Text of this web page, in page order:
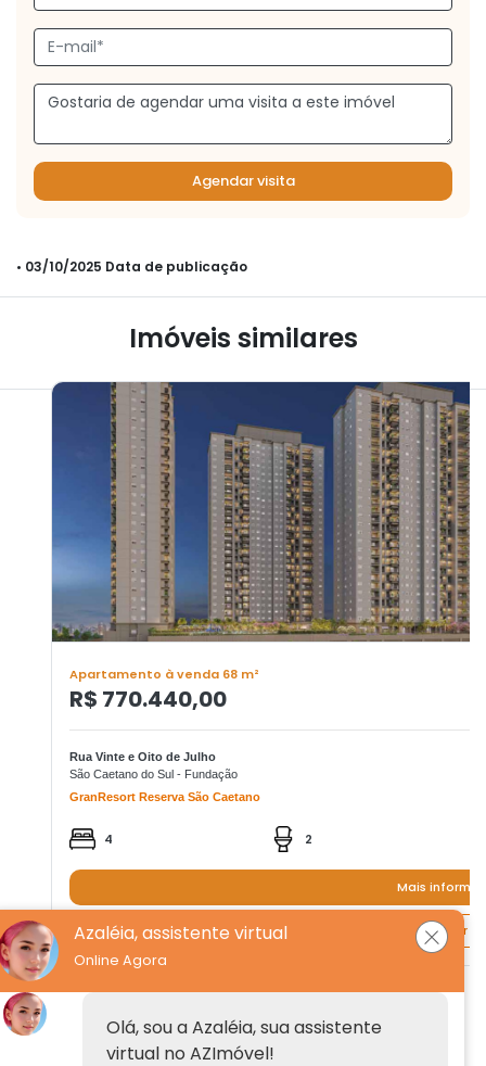
Azaléia, assistente virtual
Online Agora
Olá, sou a Azaléia, sua assistente
virtual no AZImóvel!
Agendar visita
• 03/10/2025 Data de publicação
Imóveis similares
Apartamento à venda 68 m²
R$ 770.440,00
Rua Vinte e Oito de Julho
São Caetano do Sul - Fundação
GranResort Reserva São Caetano
4 2
Mais
Quero agendar
Institucional